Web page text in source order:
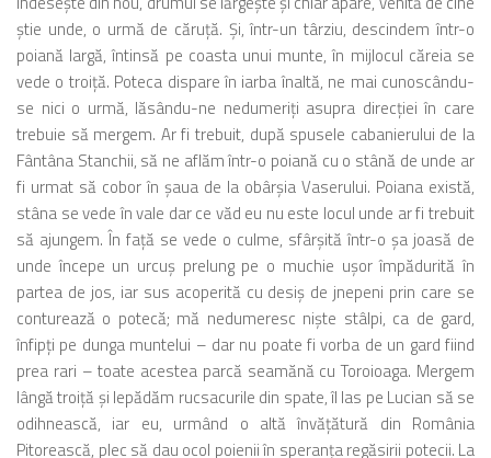
ştie unde, o urmă de căruţă. Şi, într-un târziu, descindem într-o
poiană largă, întinsă pe coasta unui munte, în mijlocul căreia se
vede o troiţă. Poteca dispare în iarba înaltă, ne mai cunoscându-
se nici o urmă, lăsându-ne nedumeriţi asupra direcţiei în care
trebuie să mergem. Ar fi trebuit, după spusele cabanierului de la
Fântâna Stanchii, să ne aflăm într-o poiană cu o stână de unde ar
fi urmat să cobor în şaua de la obârşia Vaserului. Poiana există,
stâna se vede în vale dar ce văd eu nu este locul unde ar fi trebuit
să ajungem. În faţă se vede o culme, sfârşită într-o şa joasă de
unde începe un urcuş prelung pe o muchie uşor împădurită în
partea de jos, iar sus acoperită cu desiş de jnepeni prin care se
conturează o potecă; mă nedumeresc nişte stâlpi, ca de gard,
înfipţi pe dunga muntelui – dar nu poate fi vorba de un gard fiind
prea rari – toate acestea parcă seamănă cu Toroioaga. Mergem
lângă troiţă şi lepădăm rucsacurile din spate, îl las pe Lucian să se
odihnească, iar eu, urmând o altă învăţătură din România
Pitorească, plec să dau ocol poienii în speranţa regăsirii potecii. La